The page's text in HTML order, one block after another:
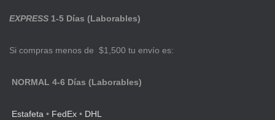
EXPRESS 1-5 Días (Laborables)
Si compras menos de $1,500 tu envío es:
NORMAL 4-6 Días (Laborables)
Estafeta • FedEx • DHL